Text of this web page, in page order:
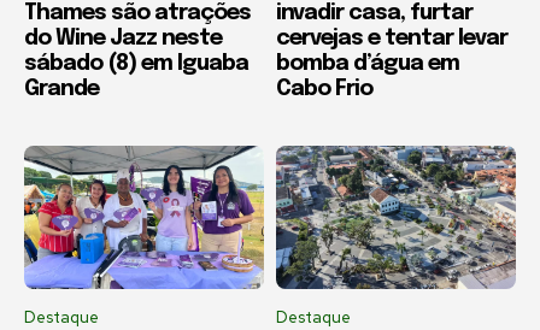
Thames são atrações
do Wine Jazz neste
sábado (8) em Iguaba
Grande
invadir casa, furtar
cervejas e tentar levar
bomba d’água em
Cabo Frio
Destaque Destaque